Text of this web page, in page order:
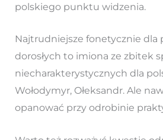
polskiego punktu widzenia.
Najtrudniejsze fonetycznie dla
dorosłych to imiona ze zbitek
niecharakterystycznych dla
Wołodymyr, Ołeksandr. Ale
opanować przy odrobinie